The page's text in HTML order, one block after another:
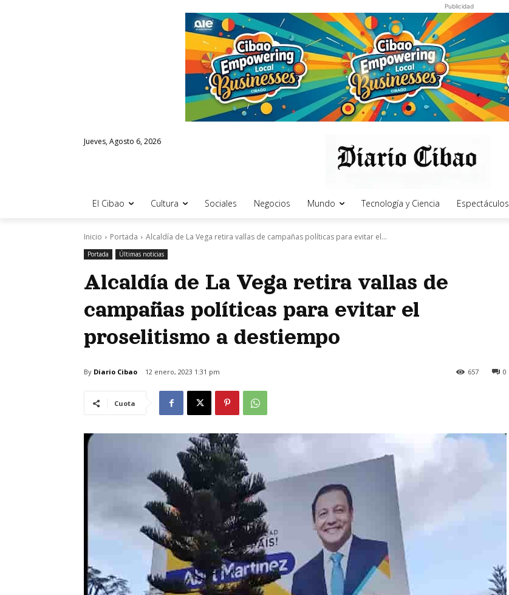
Publicidad
Jueves, Agosto 6, 2026
El Cibao Cultura Sociales Negocios Mundo Tecnología y Ciencia Espectáculos
Inicio Portada Alcaldía de La Vega retira vallas de campañas políticas para evitar el...
Portada Últimas noticias
Alcaldía de La Vega retira vallas de
campañas políticas para evitar el
proselitismo a destiempo
By Diario Cibao 12 enero, 2023 1:31 pm 0
657
Cuota